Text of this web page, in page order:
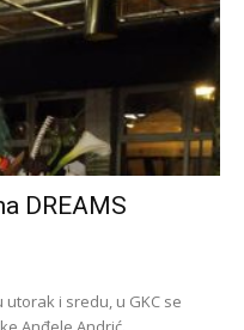
DREAMS
i sredu, u GKC se